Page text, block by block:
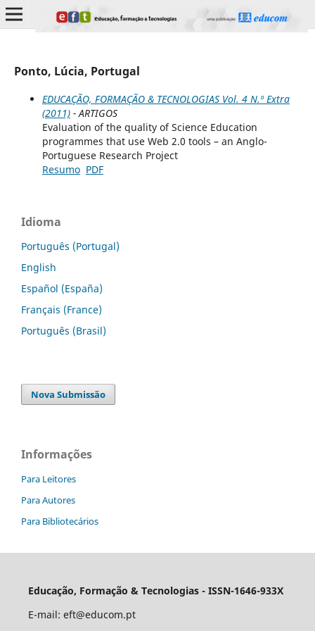
Ponto, Lúcia, Portugal
EDUCAÇÃO, FORMAÇÃO & TECNOLOGIAS Vol. 4 N.º Extra
(2011)- ARTIGOS
Evaluation of the quality of Science Education
programmes that use Web 2.0 tools – an Anglo-
Portuguese Research Project
Resumo PDF
Idioma
Português (Portugal)
English
Español (España)
Français (France)
Português (Brasil)
Nova Submissão
Informações
Para Leitores
Para Autores
Para Bibliotecários
Educação, Formação & Tecnologias - ISSN-1646-933X
E-mail: eft@educom.pt